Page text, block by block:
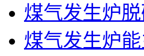
煤气发生炉
煤气发生炉